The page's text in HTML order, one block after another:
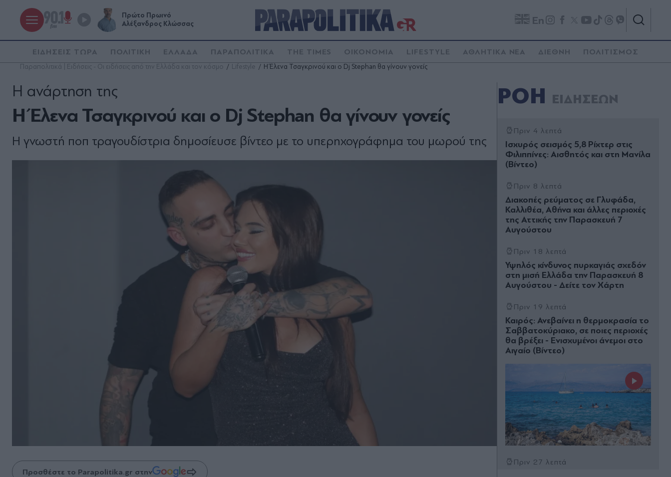
Πρώτο Πρωινό
Αλέξανδρος Κλώσσας
En
ΕΙΔΗΣΕΙΣ ΤΩΡΑ ΠΟΛΙΤΙΚΗ ΕΛΛΑΔΑ ΠΑΡΑΠΟΛΙΤΙΚΑ THE TIMES ΟΙΚΟΝΟΜΙΑ LIFESTYLE ΑΘΛΗΤΙΚΑ ΝΕΑ ΔΙΕΘΝΗ ΠΟΛΙΤΙΣΜΟΣ
Παραπολιτικά | Ειδήσεις - Οι ειδήσεις από την Ελλάδα και τον κόσμο Lifestyle Η Έλενα Τσαγκρινού και ο Dj Stephan θα γίνουν γονείς
Η Έλενα Τσαγκρινού και ο Dj Stephan θα γίνουν γονείς
Η ανάρτηση της
Η γνωστή ποπ τραγουδίστρια δημοσίευσε βίντεο με το υπερηχογράφημα του μωρού της
Προσθέστε το Parapolitika.gr στην
ΡΟΗ ΕΙΔΗΣΕΩΝ
Πριν 4 λεπτά
Ισχυρός σεισμός 5,8 Ρίχτερ στις
Φιλιππίνες: Αισθητός και στη Μανίλα
(Βίντεο)
Πριν 8 λεπτά
Διακοπές ρεύματος σε Γλυφάδα,
Καλλιθέα, Αθήνα και άλλες περιοχές
της Αττικής την Παρασκευή 7
Αυγούστου
Πριν 18 λεπτά
Υψηλός κίνδυνος πυρκαγιάς σχεδόν
στη μισή Ελλάδα την Παρασκευή 8
Αυγούστου - Δείτε τον Χάρτη
Πριν 19 λεπτά
Καιρός: Ανεβαίνει η θερμοκρασία το
Σαββατοκύριακο, σε ποιες περιοχές
θα βρέξει - Ενισχυμένοι άνεμοι στο
Αιγαίο (Βίντεο)
Πριν 27 λεπτά